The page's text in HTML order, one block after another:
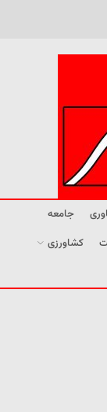
جامعه
کشاورزی